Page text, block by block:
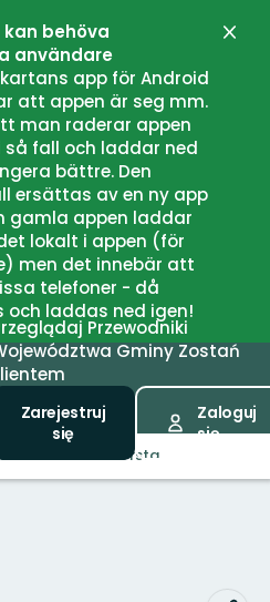
behöva
användare
app för Android
att appen är seg mm.
man raderar appen
fall och laddar ned
bättre. Den
ersättas av en ny app
gamla appen laddar
lokalt i appen (för
men det innebär att
telefoner - då
och laddas ned igen!
Przewodniki
Gminy Zostań
Zarejestruj
się
Zaloguj
się
i Ørsta